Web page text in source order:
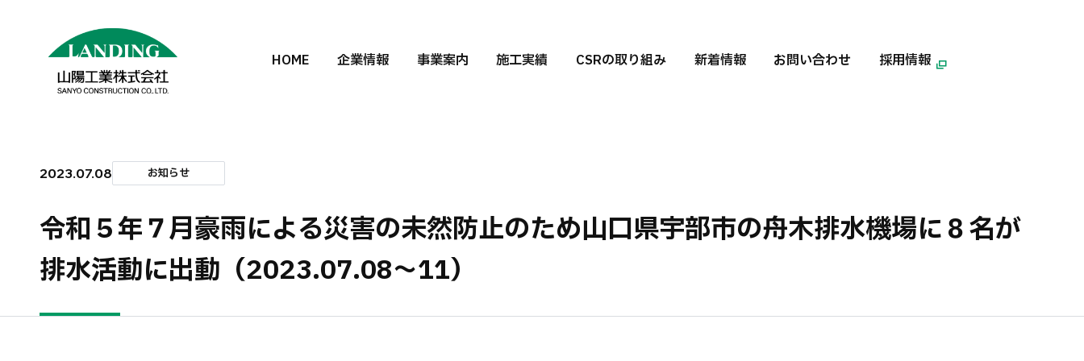
HOME 企業情報 事業案内 施工実績 CSRの取り組み 新着情報 お問い合わせ 採用情報
2023.07.08 お知らせ
令和５年７月豪雨による災害の未然防止のため山口県宇部市の舟木排水機場に８名が
排水活動に出動（2023.07.08〜11）